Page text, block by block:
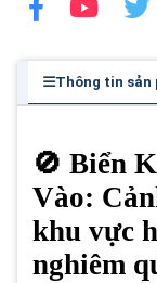
Thông tin sản
🚫 Biển
Vào:
khu vực
nghiêm